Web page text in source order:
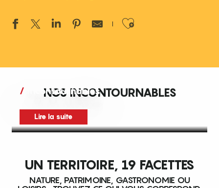
Ajouter aux
NOS INCONTOURNABLES
Incontournables
Lire la suite
UN TERRITOIRE, 19 FACETTES
NATURE, PATRIMOINE, GASTRONOMIE OU